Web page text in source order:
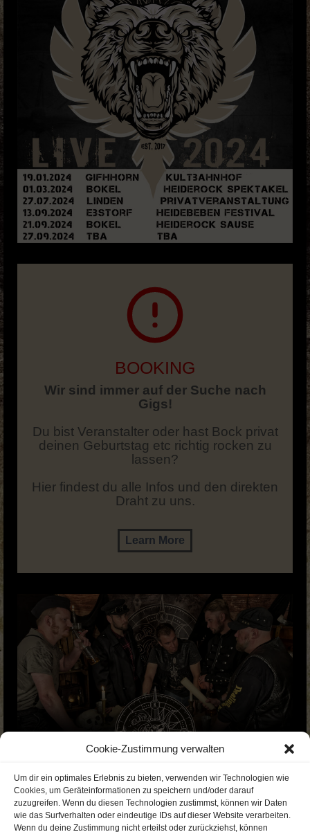
Cookie-Zustimmung verwalten
Um dir ein optimales Erlebnis zu bieten, verwenden wir Technologien wie
Cookies, um Geräteinformationen zu speichern und/oder darauf
zuzugreifen. Wenn du diesen Technologien zustimmst, können wir Daten
wie das Surfverhalten oder eindeutige IDs auf dieser Website verarbeiten.
Wenn du deine Zustimmung nicht erteilst oder zurückziehst, können
BOOKING
Wir sind immer auf der Suche nach
Gigs!
Du bist Veranstalter oder hast Bock privat
deinen Geburtstag etc richtig rocken zu
lassen?
Hier findest du alle Infos und den direkten
Draht zu uns.
Learn More